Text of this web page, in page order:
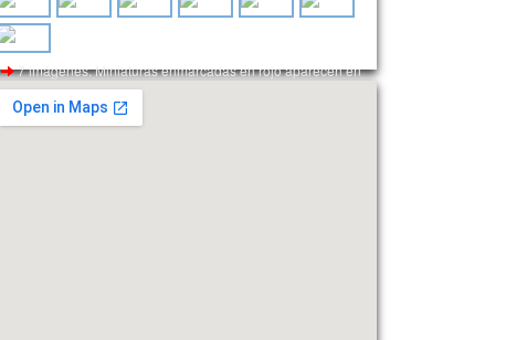
7 imágenes. Miniaturas enmarcadas en rojo aparecen en
el encabezado.